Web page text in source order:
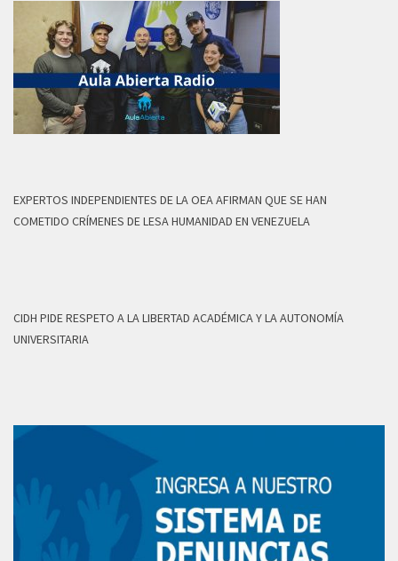
EXPERTOS INDEPENDIENTES DE LA OEA AFIRMAN QUE SE HAN
COMETIDO CRÍMENES DE LESA HUMANIDAD EN VENEZUELA
CIDH PIDE RESPETO A LA LIBERTAD ACADÉMICA Y LA AUTONOMÍA
UNIVERSITARIA